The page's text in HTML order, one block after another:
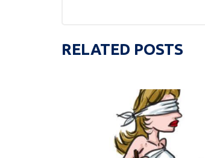
RELATED POSTS